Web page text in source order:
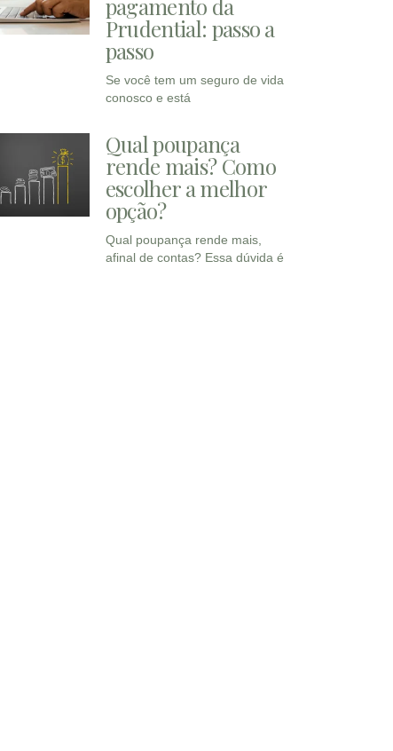
pagamento da
Prudential: passo a
passo
Se você tem um seguro de vida
conosco e está
Qual poupança
rende mais? Como
escolher a melhor
opção?
Qual poupança rende mais,
afinal de contas? Essa dúvida é